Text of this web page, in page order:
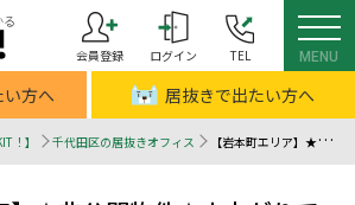
会員登録
ログイン TEL MENU
方へ 居抜きで出たい方へ
！】 千代田区の居抜きオフィス 【岩本町エリア】★非公開物件★小上がりでくつろげるセットアップオフィス - 居抜きオフィスはINUKIT！（イヌキット）